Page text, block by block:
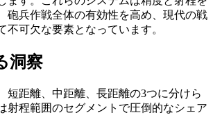
砲兵作戦全体の有効性を高め、現代の戦
不可欠な要素となっています。
洞察
短距離、中距離、長距離の3つに分けら
射程範囲のセグメントで圧倒的なシェア